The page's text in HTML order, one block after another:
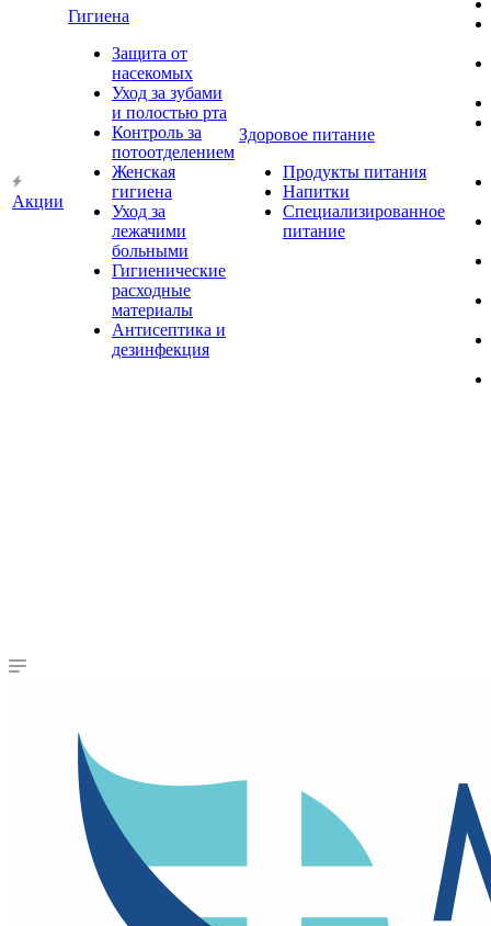
Акции
Гигиена
Защита от
насекомых
Уход за зубами
и полостью рта
Контроль за
потоотделением
Женская
гигиена
Уход за
лежачими
больными
Гигиенические
расходные
материалы
Антисептика и
дезинфекция
Здоровое питание
Продукты питания
Напитки
Специализированное
питание